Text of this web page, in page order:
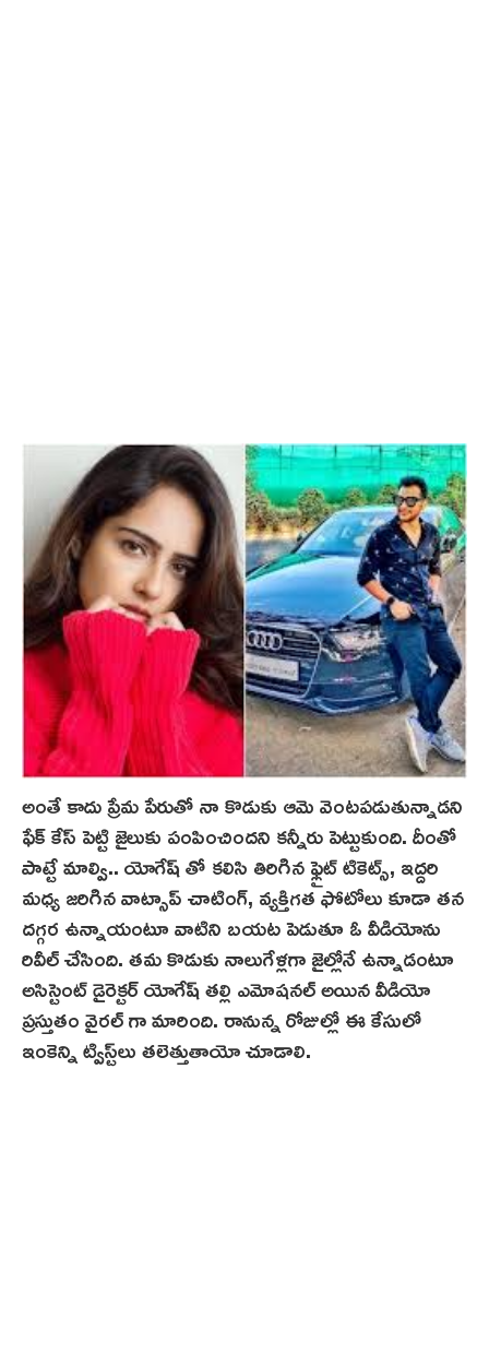
అంతే కాదు ప్రేమ పేరుతో నా కొడుకు ఆమె వెంటపడుతున్నాడని
ఫేక్ కేస్ పెట్టి జైలుకు పంపించిందని కన్నీరు పెట్టుకుంది. దీంతో
పాట్టే మాల్వి.. యోగేష్ తో కలిసి తిరిగిన ఫ్లైట్ టికెట్స్, ఇద్దరి
మధ్య జరిగిన వాట్సాప్ చాటింగ్, వ్యక్తిగత ఫోటోలు కూడా త‌న
ద‌గ్గ‌ర ఉన్నాయంటూ వాటిని బయట పెడుతూ ఓ వీడియోను
రివీల్ చేసింది. తమ కొడుకు నాలుగేళ్లగా జైల్లోనే ఉన్నాడంటూ
అసిస్టెంట్ డైరెక్టర్ యోగేష్ తల్లి ఎమోషనల్ అయిన వీడియో
ప్రస్తుతం వైరల్ గా మారింది. రానున్న రోజుల్లో ఈ కేసులో
ఇంకెన్ని ట్విస్ట్‌లు త‌లెత్తుతాయో చూడాలి.